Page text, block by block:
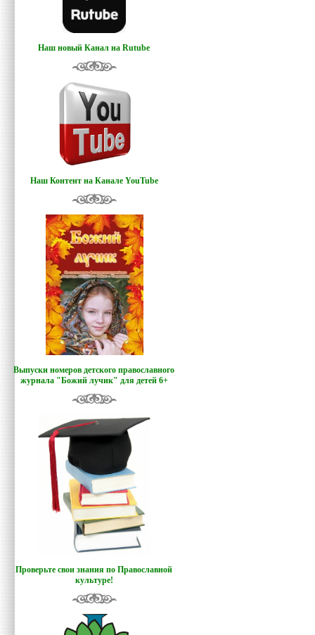
Наш новый Канал на Rutube
Наш Контент на Канале YouTube
Выпуски номеров детского православного
журнала "Божий лучик" для детей 6+
Проверьте свои знания по Православной
культуре!